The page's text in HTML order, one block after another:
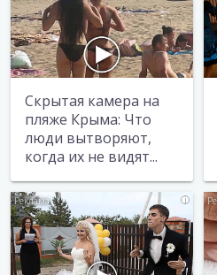
Скрытая камера на
пляже Крыма: Что
люди вытворяют,
когда их не видят...
i